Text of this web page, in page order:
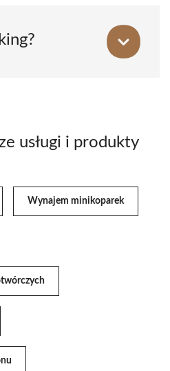
usługi i produkty
Wynajem minikoparek